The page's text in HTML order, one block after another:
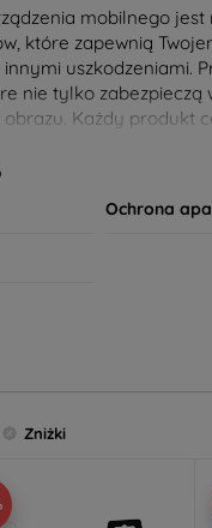
mobilnego
które zapewnią
uszkodzeniami.
nie tylko zabezpieczą
Każdy produkt
mu
Ochrona
Zniżki